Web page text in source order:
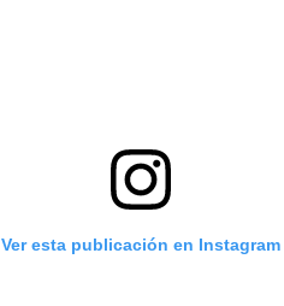
Ver esta publicación en Instagram